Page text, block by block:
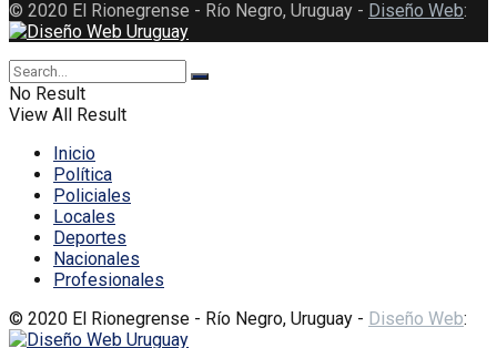
© 2020 El Rionegrense - Río Negro, Uruguay - Diseño Web:
No Result
View All Result
Inicio
Política
Policiales
Locales
Deportes
Nacionales
Profesionales
© 2020 El Rionegrense - Río Negro, Uruguay - Diseño Web: